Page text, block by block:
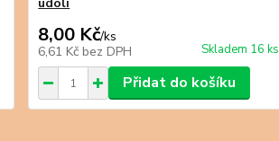
8,00 Kč/ks
6,61 Kč bez DPH Skladem 16 ks
Přidat do košíku